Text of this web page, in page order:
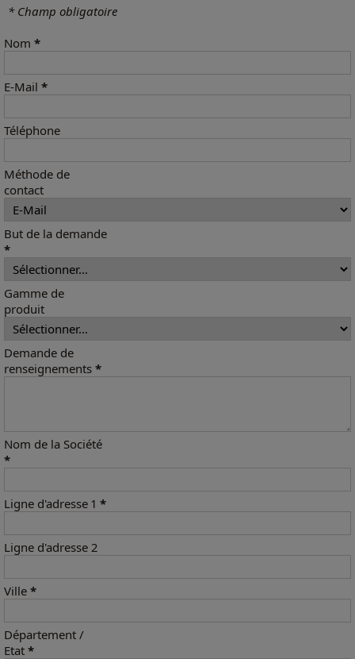
* Champ obligatoire
Nom *
E-Mail *
Téléphone
Méthode de
contact
But de la demande
*
Gamme de
produit
Demande de
renseignements *
Nom de la Société
*
Ligne d'adresse 1 *
Ligne d'adresse 2
Ville *
Département /
Etat *